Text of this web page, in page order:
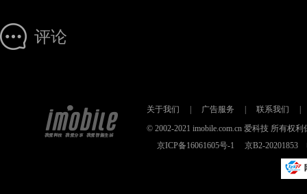
评论
关于我们 广告服务 联系我们
© 2002-2021 imobile.com.cn 爱科技 所有权
京ICP备16061605号-1
京B2-20201853